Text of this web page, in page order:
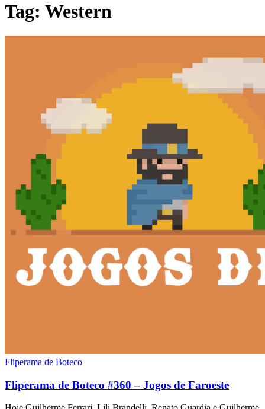
Tag: Western
Fliperama de Boteco
Fliperama de Boteco #360 – Jogos de Faroeste